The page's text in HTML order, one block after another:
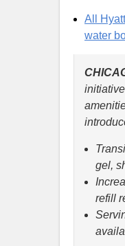
All
water
gel,
refill